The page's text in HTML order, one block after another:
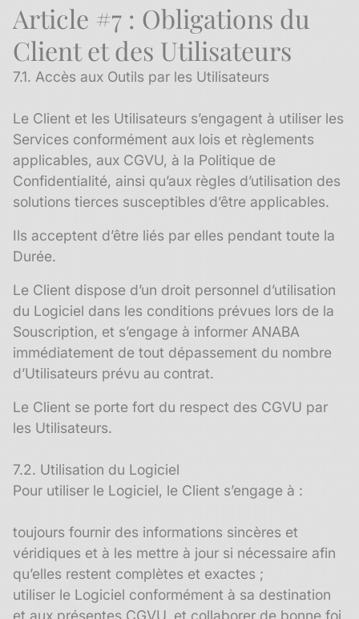
Article #7 : Obligations du
Client et des Utilisateurs
7.1. Accès aux Outils par les Utilisateurs
Le Client et les Utilisateurs s’engagent à utiliser les
Services conformément aux lois et règlements
applicables, aux CGVU, à la Politique de
Confidentialité, ainsi qu’aux règles d’utilisation des
solutions tierces susceptibles d’être applicables.
Ils acceptent d’être liés par elles pendant toute la
Durée.
Le Client dispose d’un droit personnel d’utilisation
du Logiciel dans les conditions prévues lors de la
Souscription, et s’engage à informer ANABA
immédiatement de tout dépassement du nombre
d’Utilisateurs prévu au contrat.
Le Client se porte fort du respect des CGVU par
les Utilisateurs.
7.2. Utilisation du Logiciel
Pour utiliser le Logiciel, le Client s’engage à :
toujours fournir des informations sincères et
véridiques et à les mettre à jour si nécessaire afin
qu’elles restent complètes et exactes ;
utiliser le Logiciel conformément à sa destination
et aux présentes CGVU, et collaborer de bonne foi